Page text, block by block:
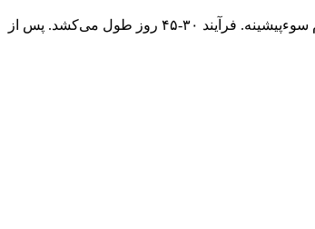
ویزای D برای اقامت بیش از ۹۰ روز، از سفارت رومانی در تهران صادر می‌شود. مدارک: پذیرش‌نامه، تمکن مالی (۵۰۰۰ یورو)، بیمه مسافرتی و گواهی عدم سوءپیشینه. فرآیند ۳۰-۴۵ روز طول می‌کشد. پس از